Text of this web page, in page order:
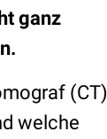
ganz
(CT)
welche